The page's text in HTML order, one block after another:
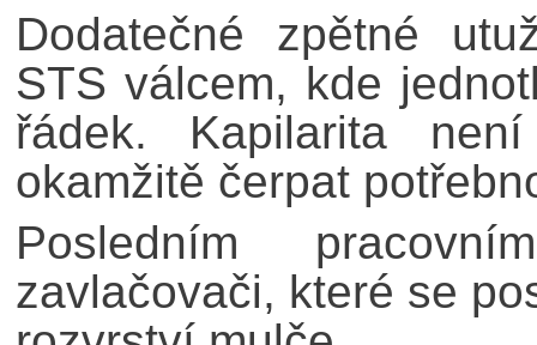
Dodatečné zpětné
STS válcem, kde
řádek. Kapilarita
okamžitě čerpat
Posledním
zavlačovači, které se